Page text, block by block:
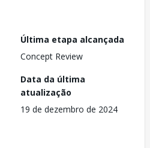
Última etapa alcançada
Concept Review
Data da última
atualização
19 de dezembro de 2024